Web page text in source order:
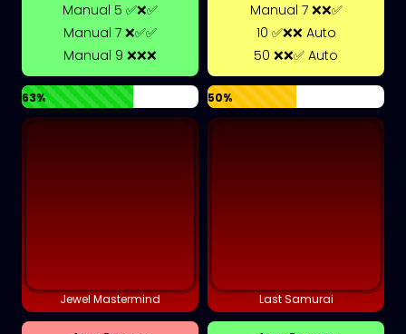
Manual 5 ✅❌✅
Manual 7 ❌✅✅
Manual 9 ❌❌❌
63%
Manual 7 ❌❌✅
10 ✅❌❌ Auto
50 ❌❌✅ Auto
50%
Jewel Mastermind Last Samurai